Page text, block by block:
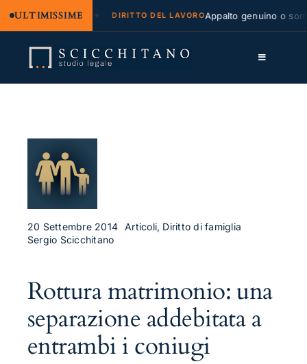
ULTIMISSIME
e regresso DIRITTO DEL LAVOROAppalto genuino o
contenuto
Toggle
Servizi
Approfondimenti
Contatti
20 Settembre 2014 Articoli, Diritto di famiglia
Sergio Scicchitano
Rottura matrimonio: una
separazione addebitata a
entrambi i coniugi